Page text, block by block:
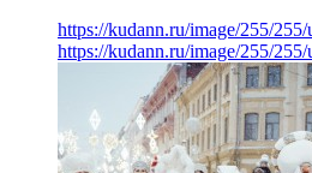
https://kudann.ru/image/255/
https://kudann.ru/image/255/